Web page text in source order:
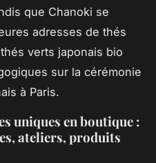
que Chanoki se
adresses de thés
verts japonais bio
sur la cérémonie
à Paris.
uniques en boutique :
ateliers, produits